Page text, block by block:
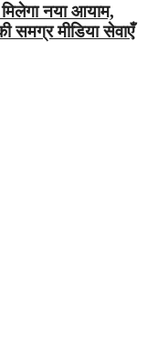
नया आयाम,
समग्र मीडिया सेवाएँ